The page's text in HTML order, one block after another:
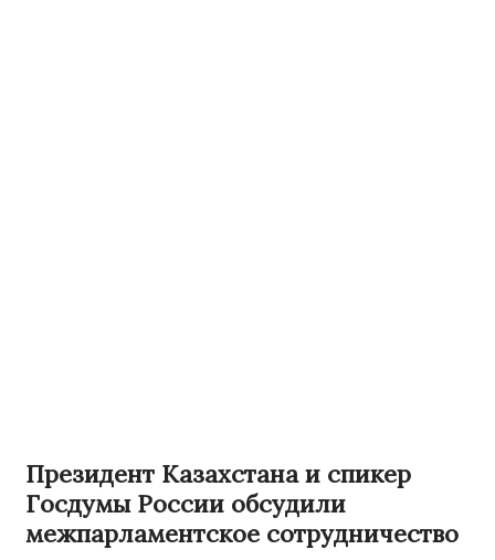
Президент Казахстана и спикер
Госдумы России обсудили
межпарламентское сотрудничество